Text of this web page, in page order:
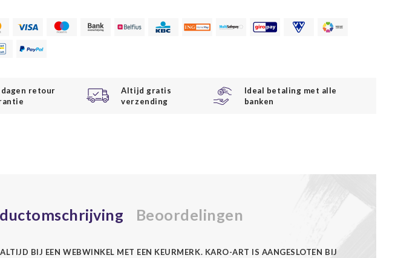
dagen retour
Altijd gratis
verzending
Ideal betaling met alle
banken
Beoordelingen
BIJ EEN WEBWINKEL MET EEN KEURMERK. KARO-ART IS AANGESLOTEN BIJ